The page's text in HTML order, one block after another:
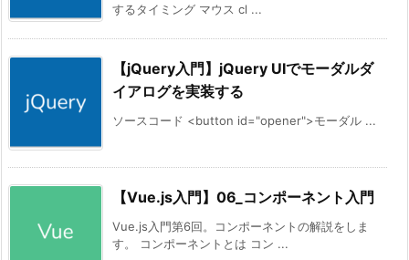
するタイミング マウス cl ...
【jQuery入門】jQuery UIでモーダルダ
イアログを実装する
ソースコード <button id="opener">モーダル ...
【Vue.js入門】06_コンポーネント入門
Vue.js入門第6回。コンポーネントの解説をしま
す。 コンポーネントとは コン ...